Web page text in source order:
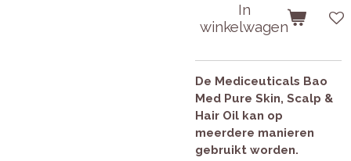
In
winkelwagen
De Mediceuticals Bao
Med Pure Skin, Scalp &
Hair Oil kan op
meerdere manieren
gebruikt worden.